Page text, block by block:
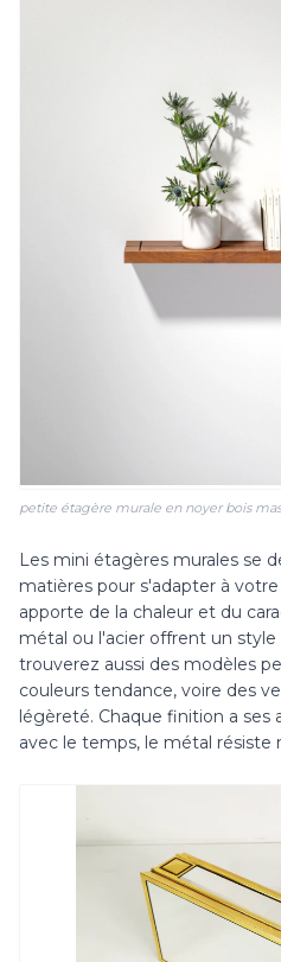
petite étagère murale en noyer bois
Les mini étagères murales se
matières pour s'adapter à
apporte de la chaleur et du
métal ou l'acier offrent un style
trouverez aussi des modèles
couleurs tendance, voire des
légèreté. Chaque finition a ses
avec le temps, le métal résiste